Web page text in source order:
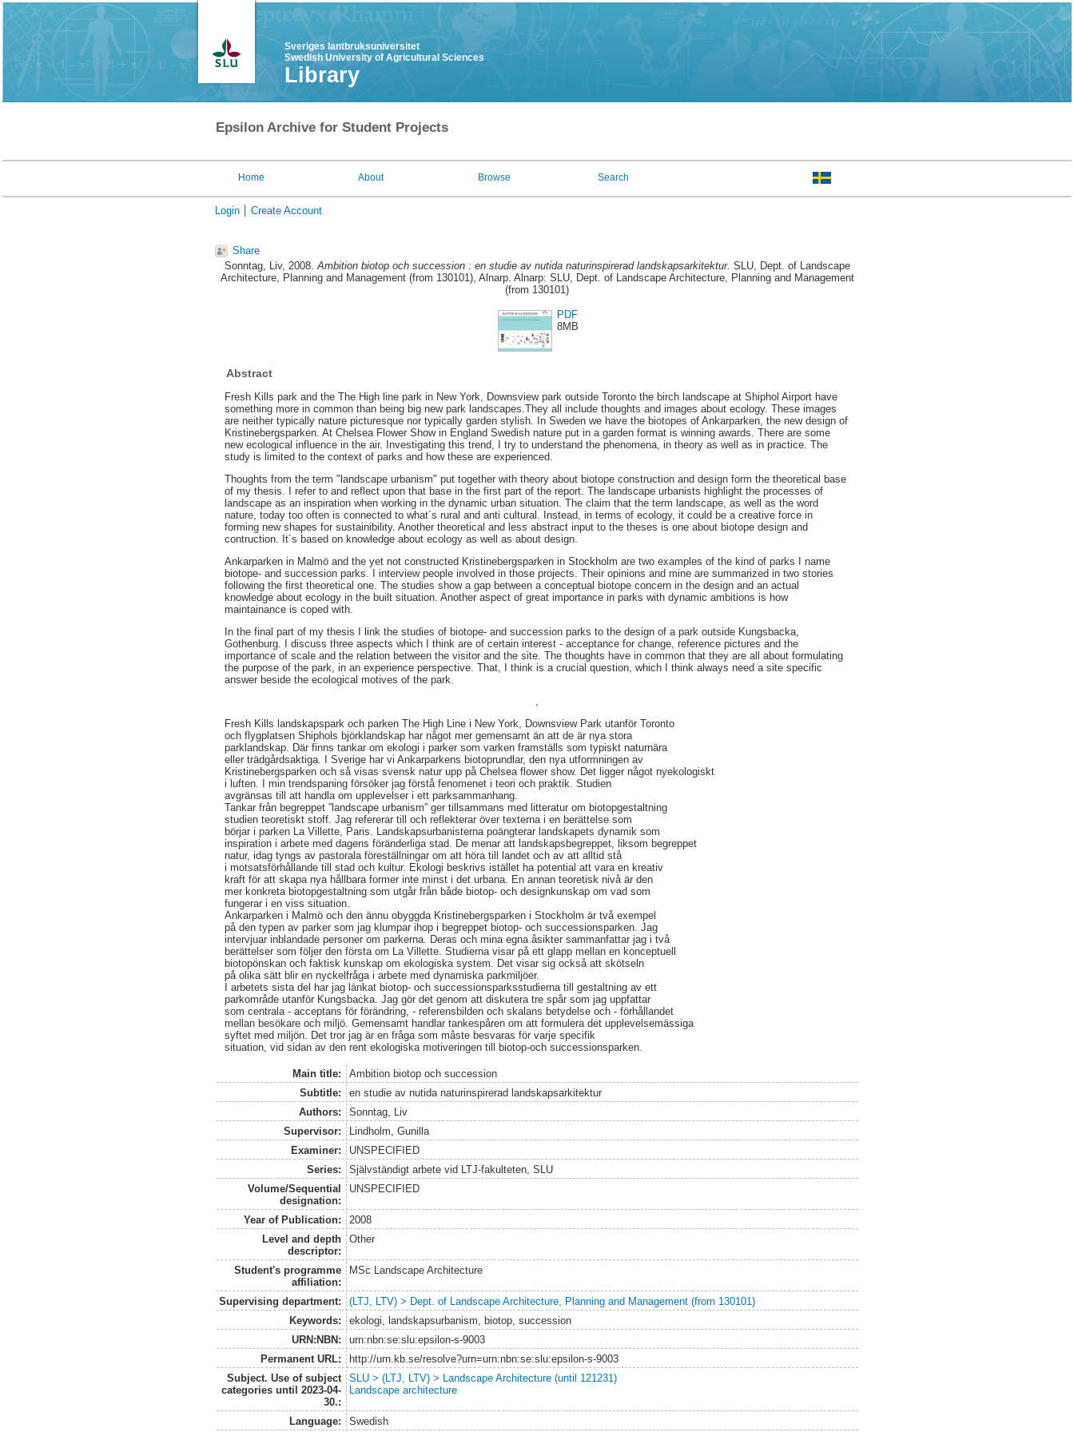
Sveriges lantbruksuniversitet
Swedish University of Agricultural Sciences
Library
Epsilon Archive for Student Projects
Home About Browse Search
Login Create Account
Share
Sonntag, Liv, 2008.Ambition biotop och succession : en studie av nutida naturinspirerad landskapsarkitektur. SLU, Dept. of Landscape
Architecture, Planning and Management (from 130101), Alnarp. Alnarp: SLU, Dept. of Landscape Architecture, Planning and Management
(from 130101)
PDF
8MB
Abstract
Fresh Kills park and the The High line park in New York, Downsview park outside Toronto the birch landscape at Shiphol Airport have
something more in common than being big new park landscapes.They all include thoughts and images about ecology. These images
are neither typically nature picturesque nor typically garden stylish. In Sweden we have the biotopes of Ankarparken, the new design of
Kristinebergsparken. At Chelsea Flower Show in England Swedish nature put in a garden format is winning awards. There are some
new ecological influence in the air. Investigating this trend, I try to understand the phenomena, in theory as well as in practice. The
study is limited to the context of parks and how these are experienced.
Thoughts from the term "landscape urbanism" put together with theory about biotope construction and design form the theoretical base
of my thesis. I refer to and reflect upon that base in the first part of the report. The landscape urbanists highlight the processes of
landscape as an inspiration when working in the dynamic urban situation. The claim that the term landscape, as well as the word
nature, today too often is connected to what´s rural and anti cultural. Instead, in terms of ecology, it could be a creative force in
forming new shapes for sustainibility. Another theoretical and less abstract input to the theses is one about biotope design and
contruction. It´s based on knowledge about ecology as well as about design.
Ankarparken in Malmö and the yet not constructed Kristinebergsparken in Stockholm are two examples of the kind of parks I name
biotope- and succession parks. I interview people involved in those projects. Their opinions and mine are summarized in two stories
following the first theoretical one. The studies show a gap between a conceptual biotope concern in the design and an actual
knowledge about ecology in the built situation. Another aspect of great importance in parks with dynamic ambitions is how
maintainance is coped with.
In the final part of my thesis I link the studies of biotope- and succession parks to the design of a park outside Kungsbacka,
Gothenburg. I discuss three aspects which I think are of certain interest - acceptance for change, reference pictures and the
importance of scale and the relation between the visitor and the site. The thoughts have in common that they are all about formulating
the purpose of the park, in an experience perspective. That, I think is a crucial question, which I think always need a site specific
answer beside the ecological motives of the park.
,
Fresh Kills landskapspark och parken The High Line i New York, Downsview Park utanför Toronto
och flygplatsen Shiphols björklandskap har något mer gemensamt än att de är nya stora
parklandskap. Där finns tankar om ekologi i parker som varken framställs som typiskt naturnära
eller trädgårdsaktiga. I Sverige har vi Ankarparkens biotoprundlar, den nya utformningen av
Kristinebergsparken och så visas svensk natur upp på Chelsea flower show. Det ligger något nyekologiskt
i luften. I min trendspaning försöker jag förstå fenomenet i teori och praktik. Studien
avgränsas till att handla om upplevelser i ett parksammanhang.
Tankar från begreppet ”landscape urbanism” ger tillsammans med litteratur om biotopgestaltning
studien teoretiskt stoff. Jag refererar till och reflekterar över texterna i en berättelse som
börjar i parken La Villette, Paris. Landskapsurbanisterna poängterar landskapets dynamik som
inspiration i arbete med dagens föränderliga stad. De menar att landskapsbegreppet, liksom begreppet
natur, idag tyngs av pastorala föreställningar om att höra till landet och av att alltid stå
i motsatsförhållande till stad och kultur. Ekologi beskrivs istället ha potential att vara en kreativ
kraft för att skapa nya hållbara former inte minst i det urbana. En annan teoretisk nivå är den
mer konkreta biotopgestaltning som utgår från både biotop- och designkunskap om vad som
fungerar i en viss situation.
Ankarparken i Malmö och den ännu obyggda Kristinebergsparken i Stockholm är två exempel
på den typen av parker som jag klumpar ihop i begreppet biotop- och successionsparken. Jag
intervjuar inblandade personer om parkerna. Deras och mina egna åsikter sammanfattar jag i två
berättelser som följer den första om La Villette. Studierna visar på ett glapp mellan en konceptuell
biotopönskan och faktisk kunskap om ekologiska system. Det visar sig också att skötseln
på olika sätt blir en nyckelfråga i arbete med dynamiska parkmiljöer.
I arbetets sista del har jag länkat biotop- och successionsparksstudierna till gestaltning av ett
parkområde utanför Kungsbacka. Jag gör det genom att diskutera tre spår som jag uppfattar
som centrala - acceptans för förändring, - referensbilden och skalans betydelse och - förhållandet
mellan besökare och miljö. Gemensamt handlar tankespåren om att formulera det upplevelsemässiga
syftet med miljön. Det tror jag är en fråga som måste besvaras för varje specifik
situation, vid sidan av den rent ekologiska motiveringen till biotop-och successionsparken.
Main title:
Ambition biotop och succession
Subtitle:
en studie av nutida naturinspirerad landskapsarkitektur
Authors:
Sonntag, Liv
Supervisor:
Lindholm, Gunilla
Examiner:
UNSPECIFIED
Series:
Självständigt arbete vid LTJ-fakulteten, SLU
Volume/Sequential
designation:
UNSPECIFIED
Year of Publication:
2008
Level and depth
descriptor:
Other
Student's programme
affiliation:
MSc Landscape Architecture
Supervising department:
(LTJ, LTV) > Dept. of Landscape Architecture, Planning and Management (from 130101)
Keywords:
ekologi, landskapsurbanism, biotop, succession
URN:NBN:
urn:nbn:se:slu:epsilon-s-9003
Permanent URL:
http://urn.kb.se/resolve?urn=urn:nbn:se:slu:epsilon-s-9003
Subject. Use of subject
categories until 2023-04-
30.:
SLU > (LTJ, LTV) > Landscape Architecture (until 121231)
Landscape architecture
Language: Swedish